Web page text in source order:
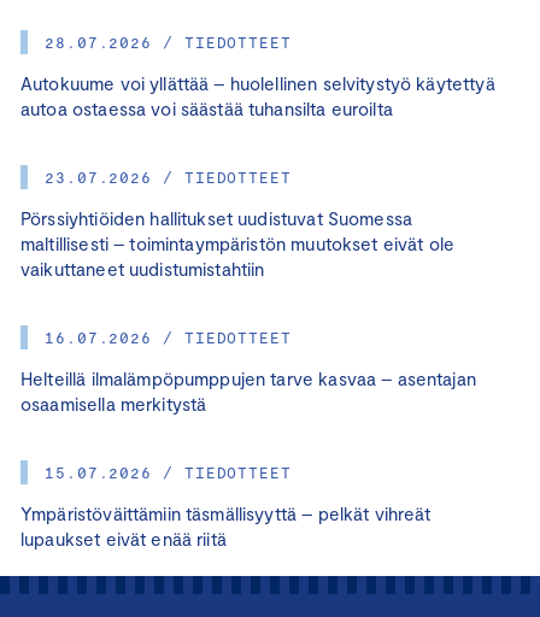
28.07.2026 / TIEDOTTEET
Autokuume voi yllättää – huolellinen selvitystyö käytettyä
autoa ostaessa voi säästää tuhansilta euroilta
23.07.2026 / TIEDOTTEET
Pörssiyhtiöiden hallitukset uudistuvat Suomessa
maltillisesti – toimintaympäristön muutokset eivät ole
vaikuttaneet uudistumistahtiin
16.07.2026 / TIEDOTTEET
Helteillä ilmalämpöpumppujen tarve kasvaa – asentajan
osaamisella merkitystä
15.07.2026 / TIEDOTTEET
Ympäristöväittämiin täsmällisyyttä – pelkät vihreät
lupaukset eivät enää riitä